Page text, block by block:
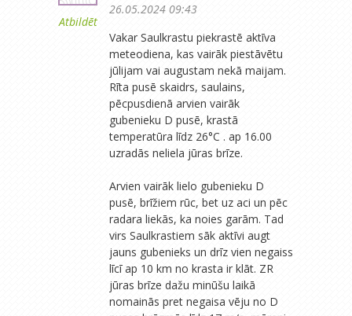
Atbildēt
26.05.2024 09:43
Vakar Saulkrastu piekrastē aktīva
meteodiena, kas vairāk piestāvētu
jūlijam vai augustam nekā maijam.
Rīta pusē skaidrs, saulains,
pēcpusdienā arvien vairāk
gubenieku D pusē, krastā
temperatūra līdz 26°C . ap 16.00
uzradās neliela jūras brīze.
Arvien vairāk lielo gubenieku D
pusē, brīžiem rūc, bet uz aci un pēc
radara liekās, ka noies garām. Tad
virs Saulkrastiem sāk aktīvi augt
jauns gubenieks un drīz vien negaiss
līcī ap 10 km no krasta ir klāt. ZR
jūras brīze dažu minūšu laikā
nomainās pret negaisa vēju no D